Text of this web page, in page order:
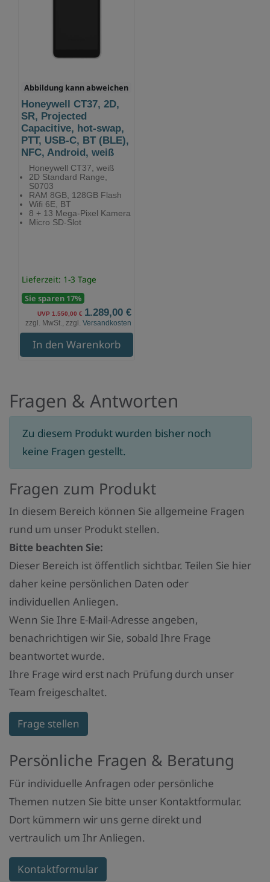
Abbildung kann abweichen
Honeywell CT37, 2D,
SR, Projected
Capacitive, hot-swap,
PTT, USB-C, BT (BLE),
NFC, Android, weiß
Honeywell CT37, weiß
2D Standard Range,
S0703
RAM 8GB, 128GB Flash
Wifi 6E, BT
8 + 13 Mega-Pixel Kamera
Micro SD-Slot
Lieferzeit: 1-3 Tage
Sie sparen 17%
UVP 1.550,00 € 1.289,00 €
zzgl. MwSt., zzgl. Versandkosten
In den Warenkorb
Fragen & Antworten
Zu diesem Produkt wurden bisher noch
keine Fragen gestellt.
Fragen zum Produkt
In diesem Bereich können Sie allgemeine Fragen
rund um unser Produkt stellen.
Bitte beachten Sie:
Dieser Bereich ist öffentlich sichtbar. Teilen Sie hier
daher keine persönlichen Daten oder
individuellen Anliegen.
Wenn Sie Ihre E-Mail-Adresse angeben,
benachrichtigen wir Sie, sobald Ihre Frage
beantwortet wurde.
Ihre Frage wird erst nach Prüfung durch unser
Team freigeschaltet.
Frage stellen
Persönliche Fragen & Beratung
Für individuelle Anfragen oder persönliche
Themen nutzen Sie bitte unser Kontaktformular.
Dort kümmern wir uns gerne direkt und
vertraulich um Ihr Anliegen.
Kontaktformular